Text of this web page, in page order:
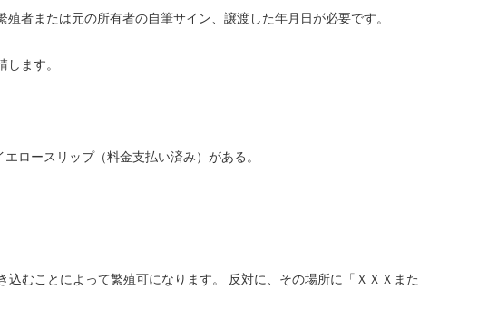
者または元の所有者の自筆サイン、譲渡した年月日が必要です。
ます。
ースリップ（料金支払い済み）がある。
むことによって繁殖可になります。 反対に、その場所に「ＸＸＸまた